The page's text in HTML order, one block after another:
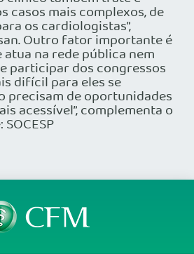
casos mais complexos, de
os cardiologistas”,
Outro fator importante é
na rede pública nem
participar dos congressos
difícil para eles se
precisam de oportunidades
acessível”, complementa o